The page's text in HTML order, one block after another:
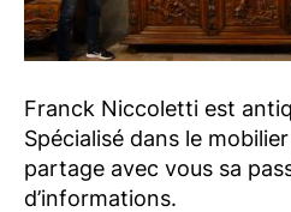
Franck Niccoletti est
Spécialisé dans le
partage avec vous sa
d’informations.